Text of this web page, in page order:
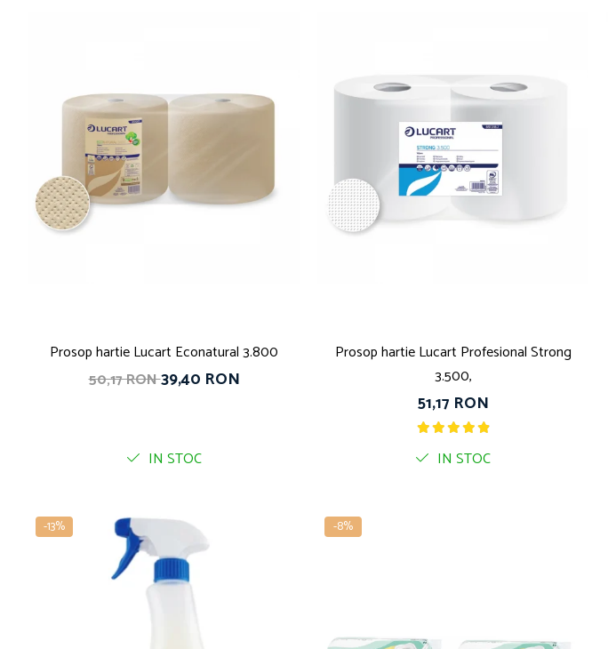
Prosop hartie Lucart Econatural 3.800
50,17 RON39,40 RON
IN STOC
Prosop hartie Lucart Profesional Strong
3.500,
51,17 RON
IN STOC
-13% -8%